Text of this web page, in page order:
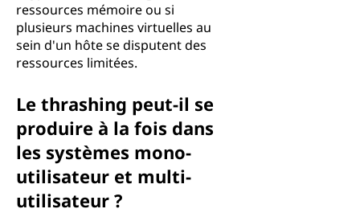
ressources mémoire ou si
plusieurs machines virtuelles au
sein d'un hôte se disputent des
ressources limitées.
Le thrashing peut-il se
produire à la fois dans
les systèmes mono-
utilisateur et multi-
utilisateur ?